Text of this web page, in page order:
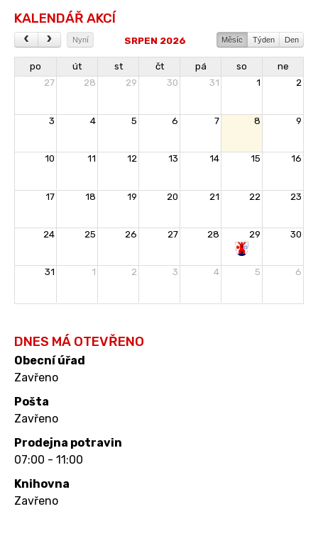
KALENDÁŘ AKCÍ
Nyní Měsíc Týden Den
SRPEN 2026
po út st čt pá so
ne
27
28 29 30 31 1 2
3 4 5 6 7 8 9
10 11 12 13 14 15 16
17 18 19 20 21 22 23
24 25 26 27 28 29
30
Rozloučení
31 1 2 3 4 5 6
DNES MÁ OTEVŘENO
Obecní úřad
Zavřeno
Pošta
Zavřeno
Prodejna potravin
07:00 - 11:00
Knihovna
Zavřeno